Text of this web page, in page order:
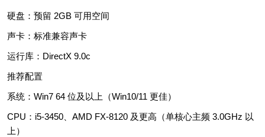
硬盘：预留 2GB 可用空间
声卡：标准兼容声卡
运行库：DirectX 9.0c
推荐配置
系统：Win7 64 位及以上（Win10/11 更佳）
CPU：i5-3450、AMD FX-8120 及更高（单核心主频 3.0GHz 以
上）